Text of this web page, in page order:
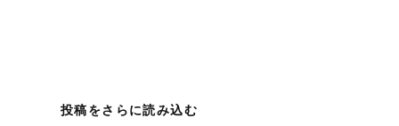
投稿をさらに読み込む